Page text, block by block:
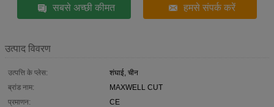
सबसे अच्छी कीमत हमसे संपर्क करें
उत्पाद विवरण
उत्पत्ति के प्लेस:
शंघाई, चीन
ब्रांड नाम:
MAXWELL CUT
प्रमाणन:
CE